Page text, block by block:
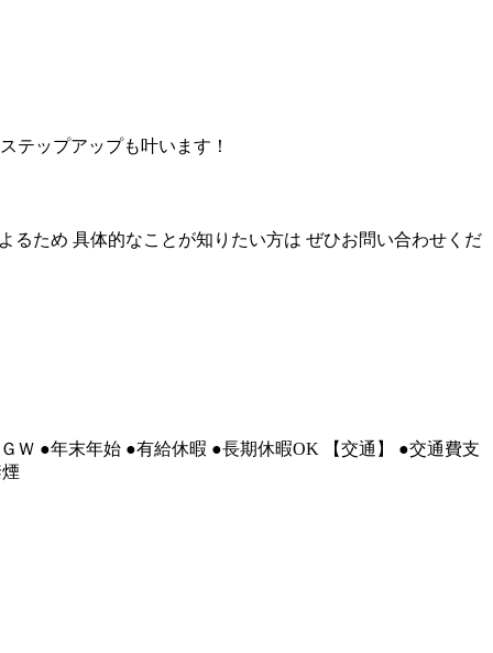
テップアップも叶います！
るため 具体的なことが知りたい方は ぜひお問い合わせくだ
Ｗ ●年末年始 ●有給休暇 ●長期休暇OK 【交通】 ●交通費支